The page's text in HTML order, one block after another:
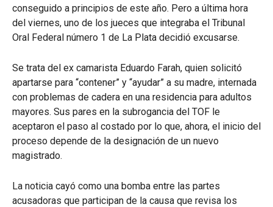
conseguido a principios de este año. Pero a última hora
del viernes, uno de los jueces que integraba el Tribunal
Oral Federal número 1 de La Plata decidió excusarse.
Se trata del ex camarista Eduardo Farah, quien solicitó
apartarse para “contener” y “ayudar” a su madre, internada
con problemas de cadera en una residencia para adultos
mayores. Sus pares en la subrogancia del TOF le
aceptaron el paso al costado por lo que, ahora, el inicio del
proceso depende de la designación de un nuevo
magistrado.
La noticia cayó como una bomba entre las partes
acusadoras que participan de la causa que revisa los